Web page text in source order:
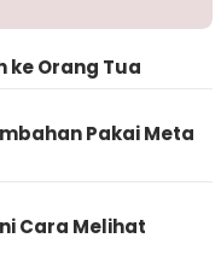
ke Orang Tua
Pakai Meta
Cara Melihat